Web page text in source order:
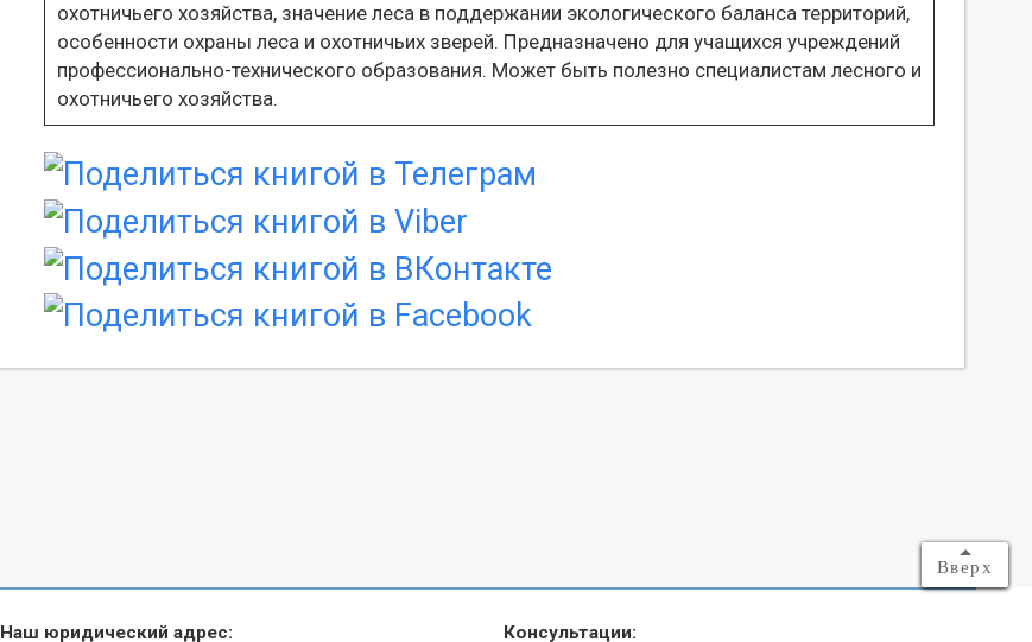
охотничьего хозяйства, значение леса в поддержании экологического баланса территорий,
особенности охраны леса и охотничьих зверей. Предназначено для учащихся учреждений
профессионально-технического образования. Может быть полезно специалистам лесного и
охотничьего хозяйства.
Вверх
Наш юридический адрес: Консультации: